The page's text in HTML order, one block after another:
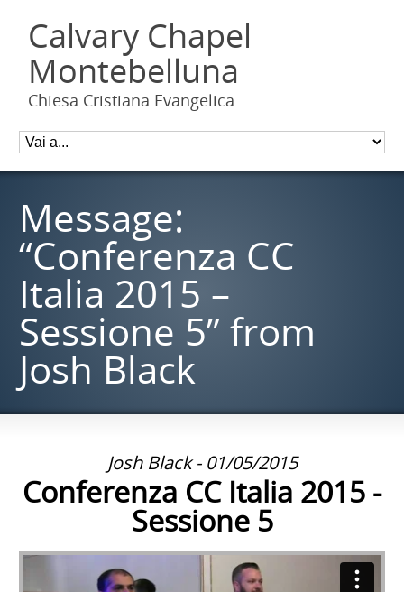
Calvary Chapel
Montebelluna
Chiesa Cristiana Evangelica
Message:
“Conferenza CC
Italia 2015 –
Sessione 5” from
Josh Black
Josh Black - 01/05/2015
Conferenza CC Italia 2015 -
Sessione 5